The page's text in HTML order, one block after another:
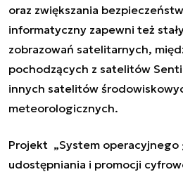
oraz zwiększania
informatyczny zapewni też
zobrazowań satelitarnych,
pochodzących z satelitów
innych satelitów
meteorologicznych.
Projekt „System operacyjnego
udostępniania i promocji